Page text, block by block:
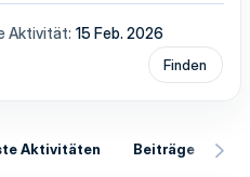
Aktivität 15 Feb. 2026
Finden
Aktivitäten Beiträge